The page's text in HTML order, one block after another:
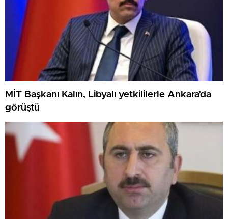
MİT Başkanı Kalın, Libyalı yetkililerle Ankara’da
görüştü